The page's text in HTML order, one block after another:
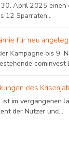
April 2025
12 Sparraten...
für neu
Kampagne bis
cominvest
des
im vergangenen
der Nutzer und...